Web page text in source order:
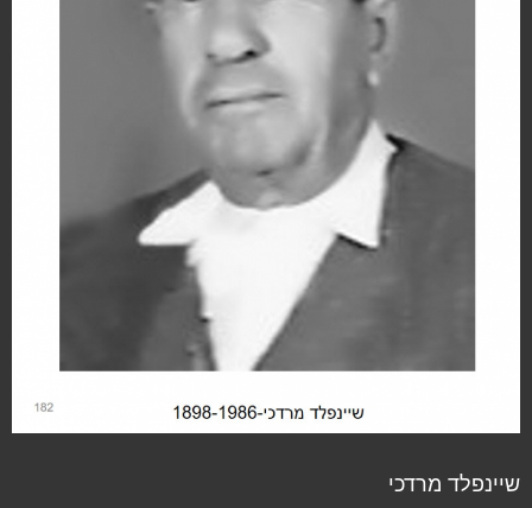
שיינפלד מרדכי